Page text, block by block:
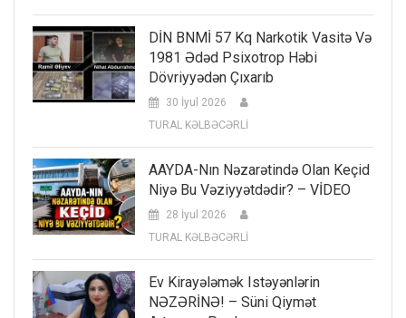
DİN BNMİ 57 Kq Narkotik Vasitə Və
1981 Ədəd Psixotrop Həbi
Dövriyyədən Çıxarıb
30 İyul 2026
TURAL KƏLBƏCƏRLİ
AAYDA-Nın Nəzarətində Olan Keçid
Niyə Bu Vəziyyətdədir? – VİDEO
28 İyul 2026
TURAL KƏLBƏCƏRLİ
Ev Kirayələmək Istəyənlərin
NƏZƏRİNƏ! – Süni Qiymət